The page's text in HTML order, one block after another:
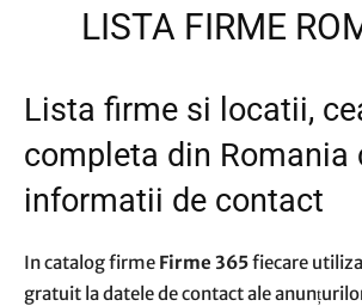
LISTA FIRME
Lista firme si locatii,
completa din Romania
informatii de contact
In catalog firme Firme 365fiecare
gratuit la datele de contact ale